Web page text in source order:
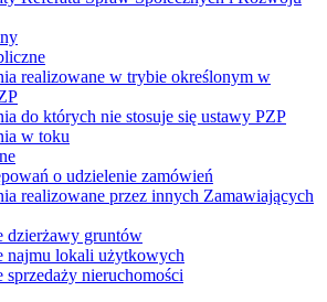
realizowane w trybie określonym w
do których nie stosuje się ustawy PZP
w toku
o udzielenie zamówień
realizowane przez innych Zamawiających
dzierżawy gruntów
najmu lokali użytkowych
sprzedaży nieruchomości